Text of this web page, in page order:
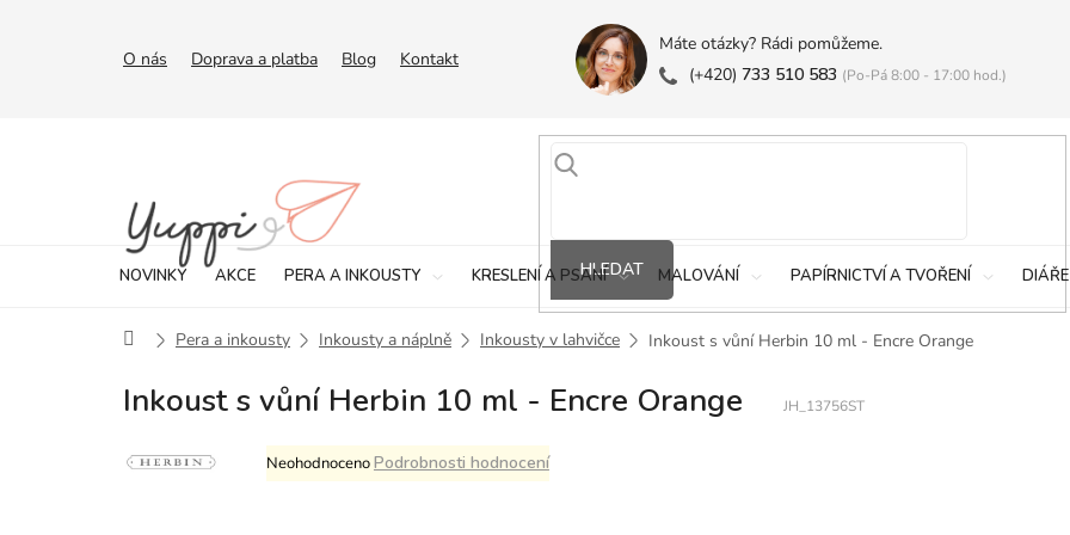
O nás Doprava a platba Blog Kontakt
Máte otázky? Rádi pomůžeme.
(+420) 733 510 583 (Po-Pá 8:00 - 17:00 hod.)
HLEDAT
NOVINKY AKCE PERA A INKOUSTY KRESLENÍ A PSANÍ MALOVÁNÍ PAPÍRNICTVÍ A TVOŘENÍ
DomůPera a inkousty Inkousty a náplně Inkousty v lahvičce Inkoust s vůní Herbin 10 ml - Encre Orange
Inkoust s vůní Herbin 10 ml - Encre Orange JH_13756ST
Průměrné
hodnocení
NeohodnocenoPodrobnosti hodnocení